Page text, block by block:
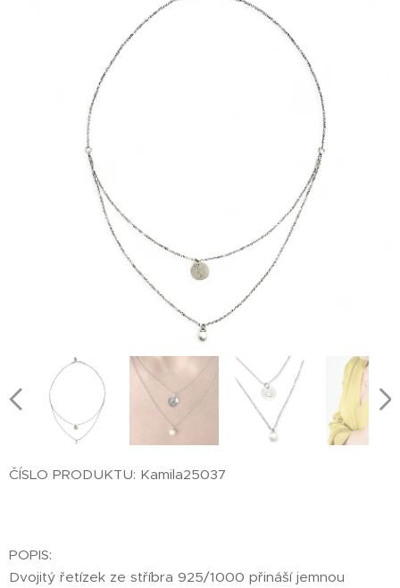
ČÍSLO PRODUKTU: Kamila25037
POPIS:
Dvojitý řetízek ze stříbra 925/1000 přináší jemnou